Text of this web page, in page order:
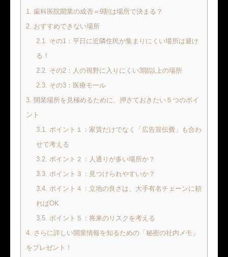
1.
歯科医院開業の成否＝9割は場所で決まる？
2. おすすめできない場所
2.1.
その1：平日に近隣住民が集まりにくい場所は避け
る！
2.2. その2：人の視野に入りにくい3階以上の場所
2.3. その3：医療モール
3.
開業場所を見極めるために、押さておきたい５つのポイ
ント
3.1.
ポイント１：家賃だけでなく「広告宣伝費」も合わ
せて考える
3.2. ポイント２：人通りが多い場所か？
3.3. ポイント３：見つけられやすいか？
3.4. ポイント４：立地の良さは、大手有名チェーンに頼
ればOK
3.5. ポイント５：将来のリスクを考える
4. さらに詳しい開業情報を知るための「秘密の社内メモ」
をプレゼント！